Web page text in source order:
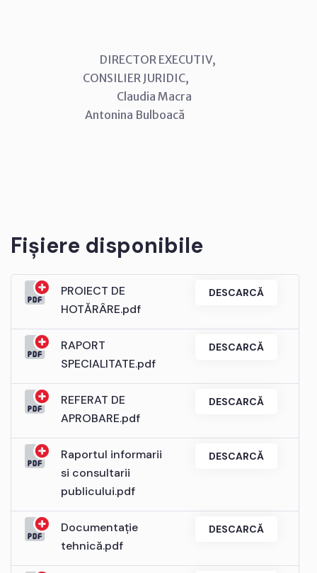
DIRECTOR EXECUTIV,
CONSILIER JURIDIC,
Claudia Macra
Antonina Bulboacă
Fișiere disponibile
PROIECT DE
HOTĂRÂRE.pdf
DESCARCĂ
RAPORT
SPECIALITATE.pdf
DESCARCĂ
REFERAT DE
APROBARE.pdf
DESCARCĂ
Raportul informarii
si consultarii
publicului.pdf
DESCARCĂ
Documentație
tehnică.pdf
DESCARCĂ